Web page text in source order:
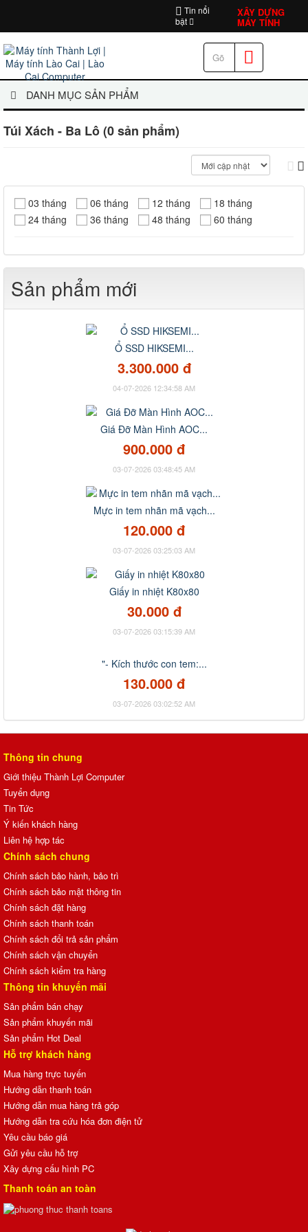
Tin nổi
bật
XÂY DỰNG
MÁY TÍNH
DANH MỤC SẢN PHẨM
Túi Xách - Ba Lô (0 sản phẩm)
03 tháng 06 tháng 12 tháng
18 tháng
24 tháng
36 tháng 48 tháng 60 tháng
Sản phẩm mới
Ổ SSD HIKSEMI...
3.300.000 đ
04-07-2026 12:34:58 AM
Giá Đỡ Màn Hình AOC...
900.000 đ
03-07-2026 03:48:45 AM
Mực in tem nhãn mã vạch...
120.000 đ
03-07-2026 03:25:03 AM
Giấy in nhiệt K80x80
30.000 đ
03-07-2026 03:15:39 AM
"- Kích thước con tem:...
130.000 đ
03-07-2026 03:02:52 AM
Thông tin chung
Giới thiệu Thành Lợi Computer
Tuyển dụng
Tin Tức
Ý kiến khách hàng
Liên hệ hợp tác
Chính sách chung
Chính sách bảo hành, bảo trì
Chính sách bảo mật thông tin
Chính sách đặt hàng
Chính sách thanh toán
Chính sách đổi trả sản phẩm
Chính sách vận chuyển
Chính sách kiểm tra hàng
Thông tin khuyến mãi
Sản phẩm bán chạy
Sản phẩm khuyến mãi
Sản phẩm Hot Deal
Hỗ trợ khách hàng
Mua hàng trực tuyến
Hướng dẫn thanh toán
Hướng dẫn mua hàng trả góp
Hướng dẫn tra cứu hóa đơn điện tử
Yêu cầu báo giá
Gửi yêu cầu hỗ trợ
Xây dựng cấu hình PC
Thanh toán an toàn